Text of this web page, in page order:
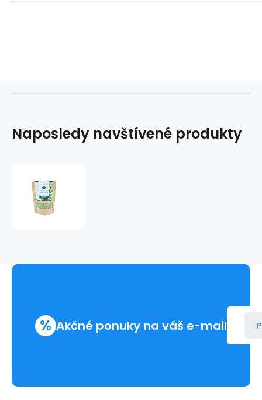
Naposledy navštívené produkty
% Akčné ponuky na váš e-mail